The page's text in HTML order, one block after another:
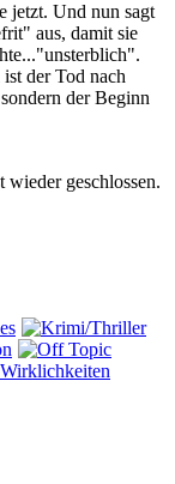
jetzt. Und nun sagt
aus, damit sie
der Tod nach
der Beginn
geschlossen.